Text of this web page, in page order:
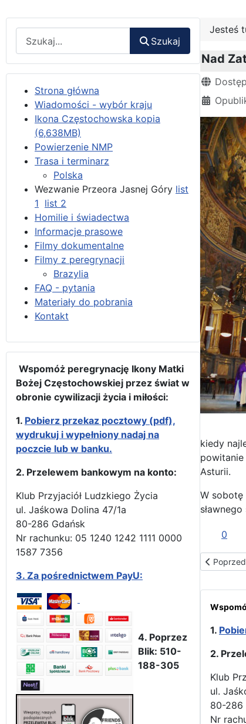
Szukaj
Strona główna
Wiadomości - wybór kraju
Ikona Częstochowska kopia
(6,638MB)
Powierzenie NMP
Trasa i terminarz
Polska
Wezwanie Przeora Jasnej Góry list
1 list 2
Homilie i świadectwa
Informacje prasowe
Filmy dokumentalne
Filmy z peregrynacji
Brazylia
FAQ - pytania
Materiały do pobrania
Kontakt
Wspomóż peregrynację Ikony Matki
Bożej Częstochowskiej przez świat w
obronie cywilizacji życia i miłości:
1. Pobierz przekaz pocztowy (pdf),
wydrukuj i wypełniony nadaj na
poczcie lub w banku.
2. Przelewem bankowym na konto:
Klub Przyjaciół Ludzkiego Życia
ul. Jaśkowa Dolina 47/1a
80-286 Gdańsk
Nr rachunku: 05 1240 1242 1111 0000
1587 7356
3. Za pośrednictwem PayU:
4. Poprzez
Blik: 510-
188-305
Jesteś
Nad
Szczegóły
kiedy
Asturii.
W sobotę
0
1.
2.
Klub
ul.
80-286
Nr